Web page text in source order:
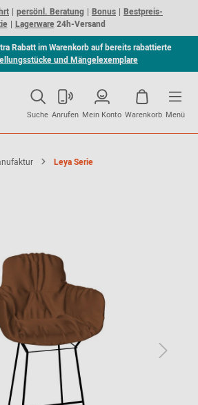
persönl. Beratung Bonus
Bestpreis-
Lagerware24h-Versand
Rabatt im Warenkorb auf bereits rabattierte
und Mängelexemplare
Suche Anrufen Mein Konto Warenkorb Menü
Leya Serie